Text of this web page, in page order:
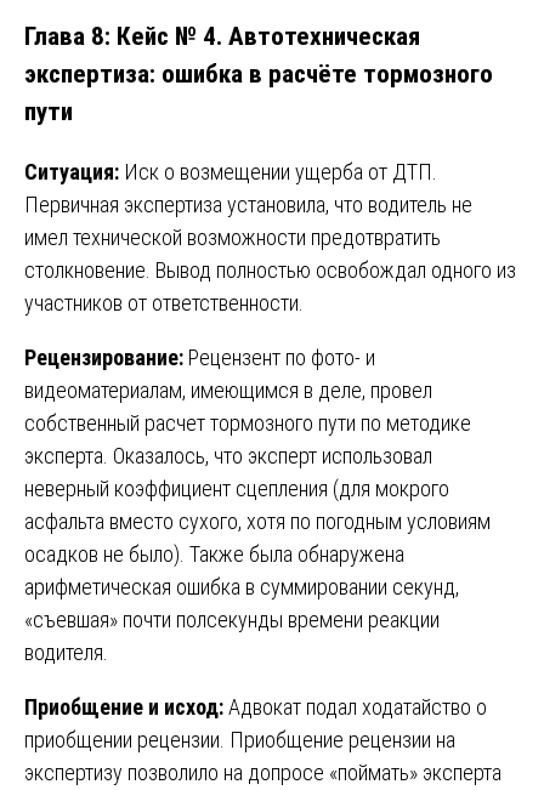
Глава 8: Кейс № 4. Автотехническая
экспертиза: ошибка в расчёте тормозного
пути
Ситуация: Иск о возмещении ущерба от ДТП.
Первичная экспертиза установила, что водитель не
имел технической возможности предотвратить
столкновение. Вывод полностью освобождал одного из
участников от ответственности.
Рецензирование: Рецензент по фото- и
видеоматериалам, имеющимся в деле, провел
собственный расчет тормозного пути по методике
эксперта. Оказалось, что эксперт использовал
неверный коэффициент сцепления (для мокрого
асфальта вместо сухого, хотя по погодным условиям
осадков не было). Также была обнаружена
арифметическая ошибка в суммировании секунд,
«съевшая» почти полсекунды времени реакции
водителя.
Приобщение и исход:Адвокат подал ходатайство о
приобщении рецензии. Приобщение рецензии на
экспертизу позволило на допросе «поймать» эксперта